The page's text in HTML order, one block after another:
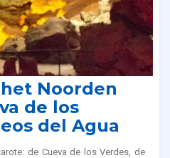
Noorden
de los
del Agua
de Cueva de los Verdes, de